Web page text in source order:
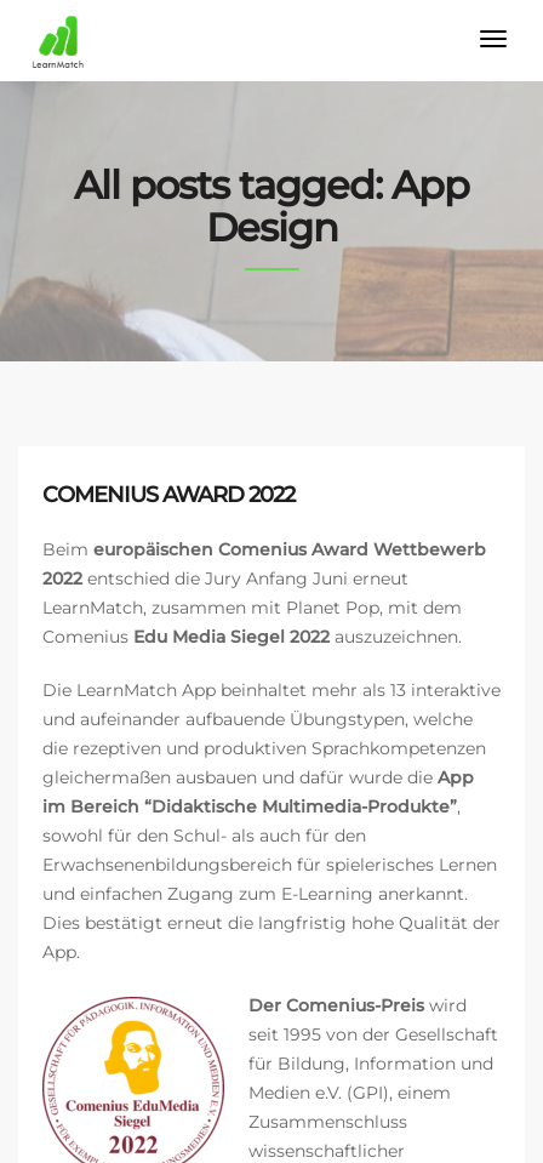
All posts tagged: App
Design
COMENIUS AWARD 2022
Beim europäischen Comenius Award Wettbewerb
2022 entschied die Jury Anfang Juni erneut
LearnMatch, zusammen mit Planet Pop, mit dem
Comenius Edu Media Siegel 2022 auszuzeichnen.
Die LearnMatch App beinhaltet mehr als 13 interaktive
und aufeinander aufbauende Übungstypen, welche
die rezeptiven und produktiven Sprachkompetenzen
gleichermaßen ausbauen und dafür wurde die App
im Bereich “Didaktische Multimedia-Produkte”,
sowohl für den Schul- als auch für den
Erwachsenenbildungsbereich für spielerisches Lernen
und einfachen Zugang zum E-Learning anerkannt.
Dies bestätigt erneut die langfristig hohe Qualität der
App.
Der Comenius-Preis wird
seit 1995 von der Gesellschaft
für Bildung, Information und
Medien e.V. (GPI), einem
Zusammenschluss
wissenschaftlicher